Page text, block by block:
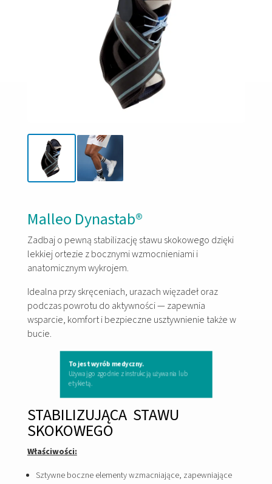
Malleo Dynastab®
Zadbaj o pewną stabilizację stawu skokowego dzięki
lekkiej ortezie z bocznymi wzmocnieniami i
anatomicznym wykrojem.
Idealna przy skręceniach, urazach więzadeł oraz
podczas powrotu do aktywności — zapewnia
wsparcie, komfort i bezpieczne usztywnienie także w
bucie.
To jest wyrób medyczny.
Używaj go zgodnie z instrukcją używania lub
etykietą.
STABILIZUJĄCA STAWU
SKOKOWEGO
Właściwości:
Sztywne boczne elementy wzmacniające, zapewniające